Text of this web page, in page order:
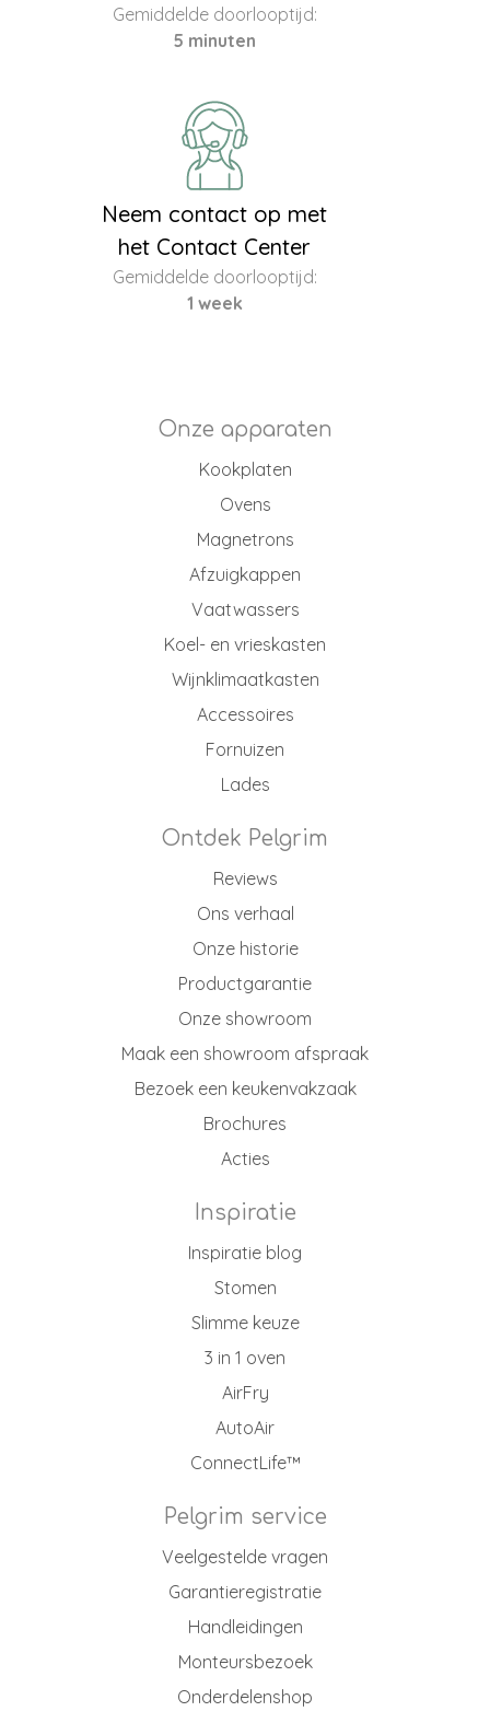
Gemiddelde doorlooptijd:
5 minuten
Neem contact op met
het Contact Center
Gemiddelde doorlooptijd:
1 week
Onze apparaten
Kookplaten
Ovens
Magnetrons
Afzuigkappen
Vaatwassers
Koel- en vrieskasten
Wijnklimaatkasten
Accessoires
Fornuizen
Lades
Ontdek Pelgrim
Reviews
Ons verhaal
Onze historie
Productgarantie
Onze showroom
Maak een showroom afspraak
Bezoek een keukenvakzaak
Brochures
Acties
Inspiratie
Inspiratie blog
Stomen
Slimme keuze
3 in 1 oven
AirFry
AutoAir
ConnectLife™
Pelgrim service
Veelgestelde vragen
Garantieregistratie
Handleidingen
Monteursbezoek
Onderdelenshop